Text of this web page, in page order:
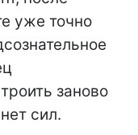
уже точно
заново
сил.